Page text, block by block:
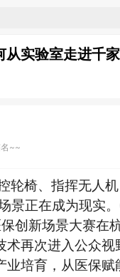
从实验室走进千
~~
轮椅、指挥无人机
景正在成为现实
创新场景大赛在
术再次进入公众视
业培育，从医保赋